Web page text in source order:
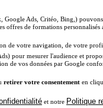
Google Ads, Critéo, Bing,)
offres de formations
de votre navigation, de votre
pour mesurer l'audience et
de vos données par Google
retirer votre consentement en
et notre Politique